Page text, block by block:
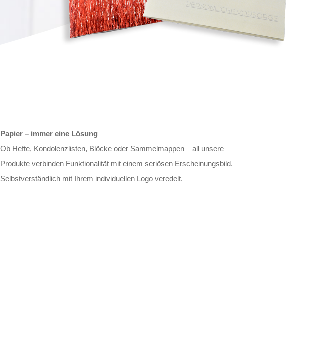
Papier – immer eine Lösung
Ob Hefte, Kondolenzlisten, Blöcke oder Sammelmappen – all unsere
Produkte verbinden Funktionalität mit einem seriösen Erscheinungsbild.
Selbstverständlich mit Ihrem individuellen Logo veredelt.